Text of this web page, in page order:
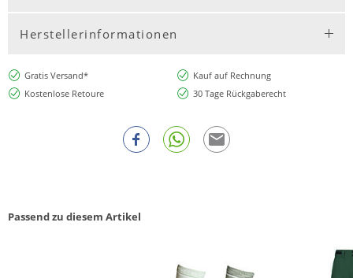
Herstellerinformationen
Gratis Versand*
Kauf auf Rechnung
Kostenlose Retoure
30 Tage Rückgaberecht
Passend zu diesem Artikel